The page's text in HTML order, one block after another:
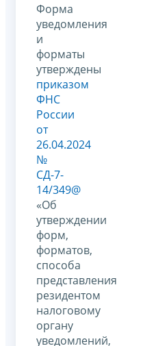
Форма
уведомления
и
форматы
утверждены
приказом
ФНС
России
от
26.04.2024
№
СД-7-
14/349@
«Об
утверждении
форм,
форматов,
способа
представления
резидентом
налоговому
органу
уведомлений,